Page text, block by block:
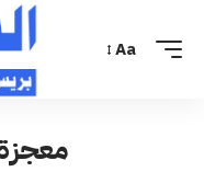
Aa